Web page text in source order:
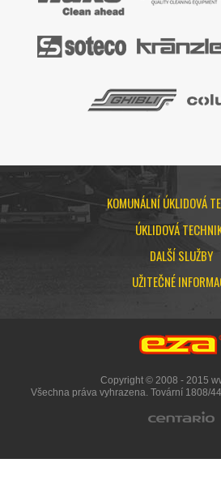
KOMUNÁLNÍ ÚKLIDOVÁ
ÚKLIDOVÁ
DALŠÍ SLUŽBY
UŽITEČNÉ
Copyright © 2008 - 2015
Všechna práva vyhrazena. Tovární 1808/